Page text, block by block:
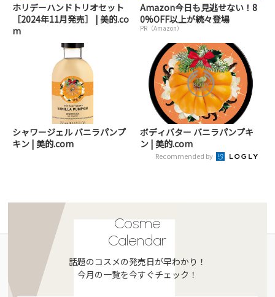
ホリデーハンドトリオセット
［2024年11月発売］ | 美的.co
m
Amazon今日も見逃せない！8
0%OFF以上が続々登場
PR（Amazon）
シャワージェル バニラパンプ
キン | 美的.com
ボディバター バニラパンプキ
ン | 美的.com
Recommended by
Cosme
Calendar
話題のコスメの発売日が早わかり！
今月の一覧を今すぐチェック！